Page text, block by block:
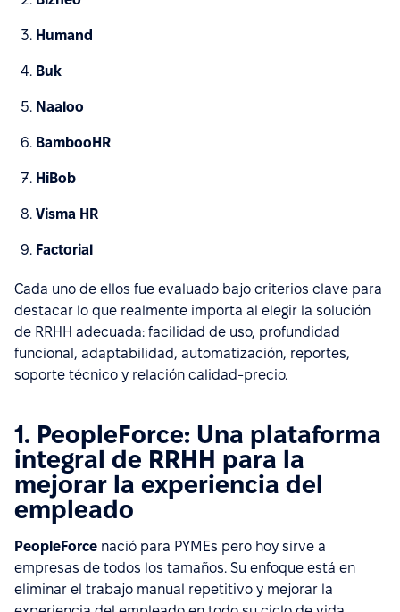
Humand
Buk
Naaloo
BambooHR
HiBob
Visma HR
Factorial
Cada uno de ellos fue evaluado bajo criterios clave para
destacar lo que realmente importa al elegir la solución
de RRHH adecuada: facilidad de uso, profundidad
funcional, adaptabilidad, automatización, reportes,
soporte técnico y relación calidad-precio.
1. PeopleForce: Una plataforma
integral de RRHH para la
mejorar la experiencia del
empleado
PeopleForce nació para PYMEs pero hoy sirve a
empresas de todos los tamaños. Su enfoque está en
eliminar el trabajo manual repetitivo y mejorar la